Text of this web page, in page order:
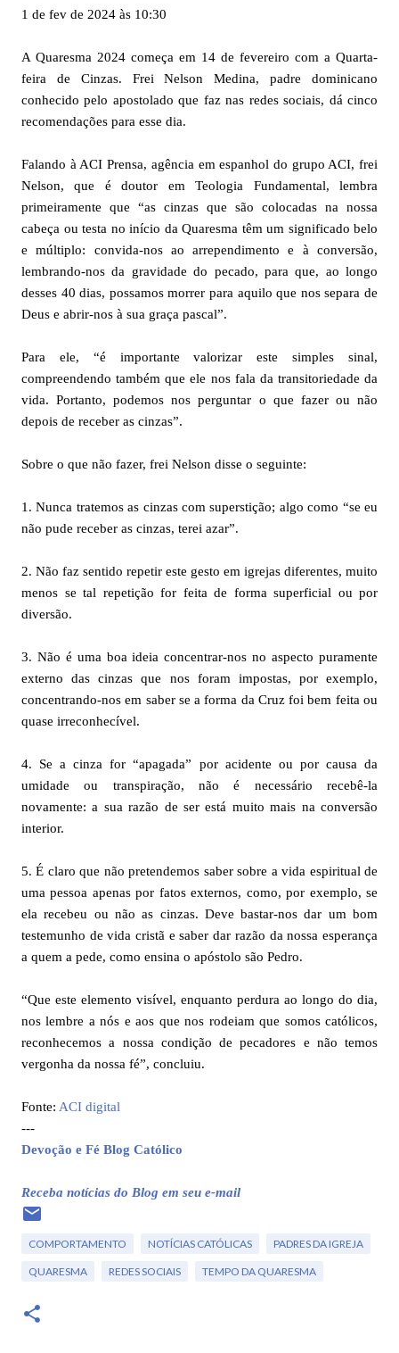
1 de fev de 2024 às 10:30
A Quaresma 2024 começa em 14 de fevereiro com a Quarta-
feira de Cinzas. Frei Nelson Medina, padre dominicano
conhecido pelo apostolado que faz nas redes sociais, dá cinco
recomendações para esse dia.
Falando à ACI Prensa, agência em espanhol do grupo ACI, frei
Nelson, que é doutor em Teologia Fundamental, lembra
primeiramente que “as cinzas que são colocadas na nossa
cabeça ou testa no início da Quaresma têm um significado belo
e múltiplo: convida-nos ao arrependimento e à conversão,
lembrando-nos da gravidade do pecado, para que, ao longo
desses 40 dias, possamos morrer para aquilo que nos separa de
Deus e abrir-nos à sua graça pascal”.
Para ele, “é importante valorizar este simples sinal,
compreendendo também que ele nos fala da transitoriedade da
vida. Portanto, podemos nos perguntar o que fazer ou não
depois de receber as cinzas”.
Sobre o que não fazer, frei Nelson disse o seguinte:
1. Nunca tratemos as cinzas com superstição; algo como “se eu
não pude receber as cinzas, terei azar”.
2. Não faz sentido repetir este gesto em igrejas diferentes, muito
menos se tal repetição for feita de forma superficial ou por
diversão.
3. Não é uma boa ideia concentrar-nos no aspecto puramente
externo das cinzas que nos foram impostas, por exemplo,
concentrando-nos em saber se a forma da Cruz foi bem feita ou
quase irreconhecível.
4. Se a cinza for “apagada” por acidente ou por causa da
umidade ou transpiração, não é necessário recebê-la
novamente: a sua razão de ser está muito mais na conversão
interior.
5. É claro que não pretendemos saber sobre a vida espiritual de
uma pessoa apenas por fatos externos, como, por exemplo, se
ela recebeu ou não as cinzas. Deve bastar-nos dar um bom
testemunho de vida cristã e saber dar razão da nossa esperança
a quem a pede, como ensina o apóstolo são Pedro.
“Que este elemento visível, enquanto perdura ao longo do dia,
nos lembre a nós e aos que nos rodeiam que somos católicos,
reconhecemos a nossa condição de pecadores e não temos
vergonha da nossa fé”, concluiu.
Fonte: ACI digital
---
Devoção e Fé Blog Católico
Receba notícias do Blog em seu e-mail
COMPORTAMENTO NOTÍCIAS CATÓLICAS PADRES DA IGREJA
QUARESMA REDES SOCIAIS TEMPO DA QUARESMA